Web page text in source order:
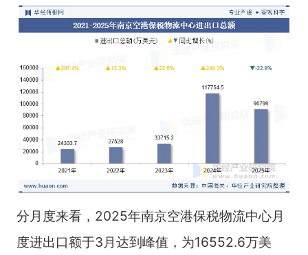
分月度来看，2025年南京空港保税物流中心月
度进出口额于3月达到峰值，为16552.6万美